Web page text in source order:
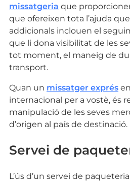
missatgeria que
que ofereixen tota l’ajuda
addicionals inclouen el
que li dona visibilitat de les
tot moment, el maneig de
transport.
Quan un missatger exprés
internacional per a vostè, és
manipulació de les seves
d’origen al país de destinació.
Servei de
L’ús d’un servei de